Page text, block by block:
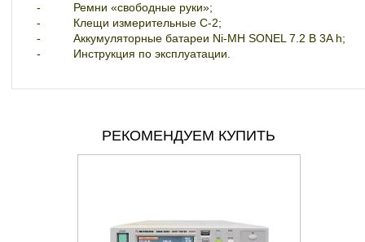
-
Ремни «свободные руки»;
-
Клещи измерительные С-2;
-
Аккумуляторные батареи Ni-MH SONEL 7.2 В 3Ah;
-
Инструкция по эксплуатации.
РЕКОМЕНДУЕМ КУПИТЬ